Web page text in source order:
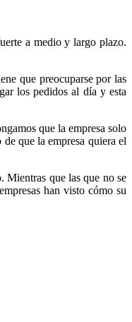
a medio y largo plazo.
que preocuparse por las
los pedidos al día y esta
que la empresa solo
que la empresa quiera el
Mientras que las que no se
han visto cómo su